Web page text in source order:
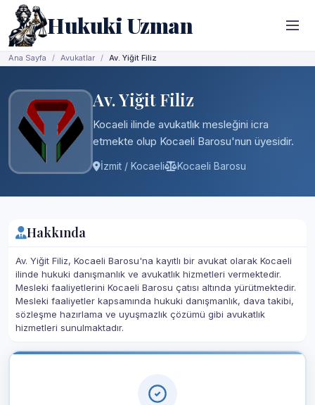
Hukuki Uzman
Ana Sayfa Avukatlar Av. Yiğit Filiz
Av. Yiğit Filiz
Kocaeli ilinde avukatlık mesleğini icra
etmekte olup Kocaeli Barosu'nun üyesidir.
İzmit / Kocaeli Kocaeli Barosu
Hakkında
Av. Yiğit Filiz, Kocaeli Barosu'na kayıtlı bir avukat olarak Kocaeli
ilinde hukuki danışmanlık ve avukatlık hizmetleri vermektedir.
Mesleki faaliyetlerini Kocaeli Barosu çatısı altında yürütmektedir.
Mesleki faaliyetler kapsamında hukuki danışmanlık, dava takibi,
sözleşme hazırlama ve uyuşmazlık çözümü gibi avukatlık
hizmetleri sunulmaktadır.